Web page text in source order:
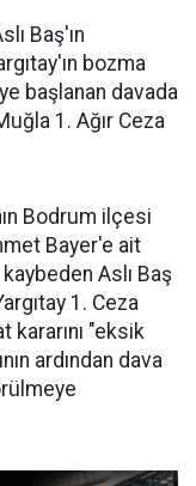
Baş'ın
bozma
başlanan davada
1. Ağır Ceza
Bodrum ilçesi
Bayer'e ait
kaybeden Aslı Baş
1. Ceza
kararını "eksik
ardından dava